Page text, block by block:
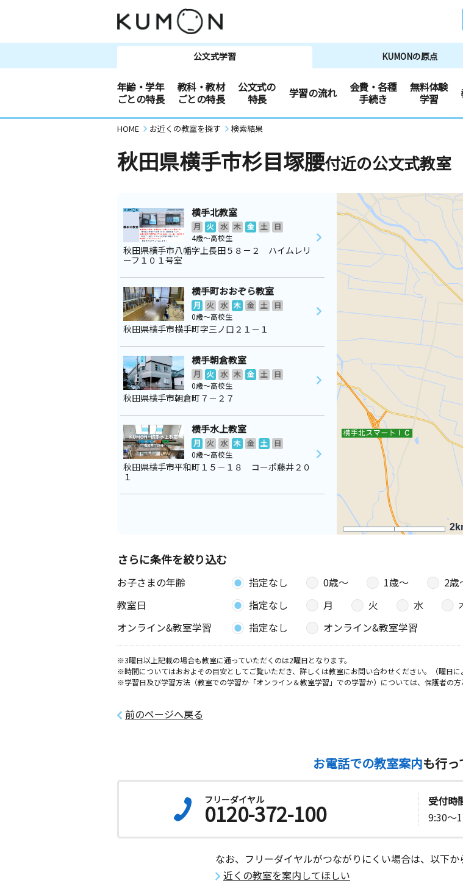
公文式学習 KUMONの原点
年齢・学年
ごとの特長
教科・教材
ごとの特長
公文式の
特長
学習の流れ
会費・各種
手続き
無料体験
学習
HOME お近くの教室を探す 検索結果
秋田県横手市杉目塚腰付近の公文式教室
横手北教室
月 火 水 木 金 土
日
4歳～高校生
秋田県横手市八幡字上長田５８－２ ハイムレリ
ーフ１０１号室
横手町おおぞら教室
月 火 水 木 金 土
日
0歳～高校生
秋田県横手市横手町字三ノ口２１－１
横手朝倉教室
月 火 水 木 金 土
日
0歳～高校生
秋田県横手市朝倉町７－２７
横手水上教室
月 火 水 木 金 土
日
0歳～高校生
秋田県横手市平和町１５－１８ コーポ藤井２０
１
さらに条件を絞り込む
お子さまの年齢 指定なし 0歳〜 1歳〜 2歳
教室日
指定なし 月 火 水
オンライン&教室学習
指定なし オンライン&教室学習
※3曜日以上記載の場合も教室に通っていただくのは2曜日となります。
※時間についてはおおよその目安としてご覧いただき、詳しくは教室にお問い合わせください。（曜日
※学習日及び学習方法（教室での学習か「オンライン＆教室学習」での学習か）については、保護者の方
前のページへ戻る
お電話での教室案内も行
フリーダイヤル
0120-372-100
受付時
9:30～
なお、フリーダイヤルがつながりにくい場合は、以下か
近くの教室を案内してほしい